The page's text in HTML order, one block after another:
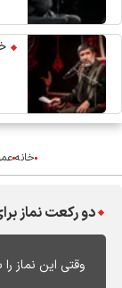
خانه
دو رکعت نماز
وقتی این نماز